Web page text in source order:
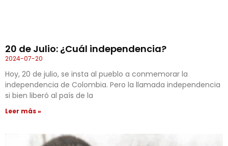
20 de Julio: ¿Cuál independencia?
2024-07-20
Hoy, 20 de julio, se insta al pueblo a conmemorar la
independencia de Colombia. Pero la llamada independencia
si bien liberó al país de la
Leer más »